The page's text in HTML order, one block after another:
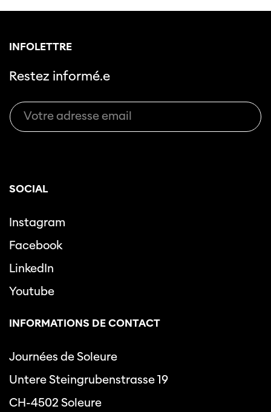
INFOLETTRE
Restez informé.e
SOCIAL
Instagram
Facebook
LinkedIn
Youtube
INFORMATIONS DE CONTACT
Journées de Soleure
Untere Steingrubenstrasse 19
CH-4502 Soleure